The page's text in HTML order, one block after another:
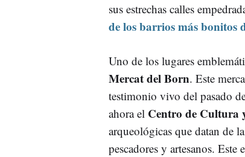
sus estrechas calles
de los barrios más bonitos
Uno de los lugares
Mercat del Born. Este
testimonio vivo del pasado
ahora el Centro de Cultura
arqueológicas que datan de
pescadores y artesanos.